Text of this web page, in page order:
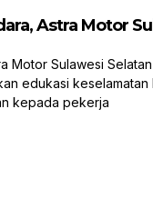
Astra Motor
Motor Sulawesi
edukasi
kepada pekerja